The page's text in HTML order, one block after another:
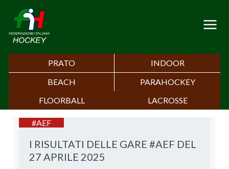
PRATO
INDOOR
BEACH
PARAHOCKEY
FLOORBALL
LACROSSE
I RISULTATI DELLE GARE #AEF DEL
27 APRILE 2025
#AEF